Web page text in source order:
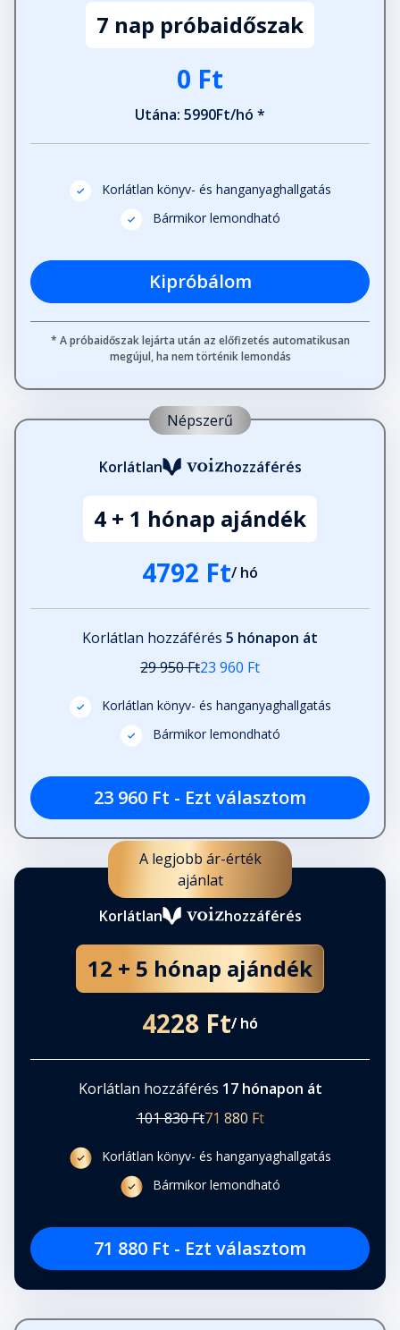
7 nap próbaidőszak
0 Ft
Utána: 5990Ft/hó *
Korlátlan könyv- és hanganyaghallgatás
Bármikor lemondható
Kipróbálom
* A próbaidőszak lejárta után az előfizetés automatikusan
megújul, ha nem történik lemondás
Népszerű
Korlátlan hozzáférés
4 + 1 hónap ajándék
4792 Ft/ hó
Korlátlan hozzáférés 5 hónapon át
29 950 Ft23 960 Ft
Korlátlan könyv- és hanganyaghallgatás
Bármikor lemondható
23 960 Ft - Ezt választom
A legjobb ár-érték
ajánlat
Korlátlan
hozzáférés
12 + 5 hónap ajándék
4228 Ft/ hó
Korlátlan hozzáférés 17 hónapon át
101 830 Ft71 880 Ft
Korlátlan könyv- és hanganyaghallgatás
Bármikor lemondható
71 880 Ft - Ezt választom